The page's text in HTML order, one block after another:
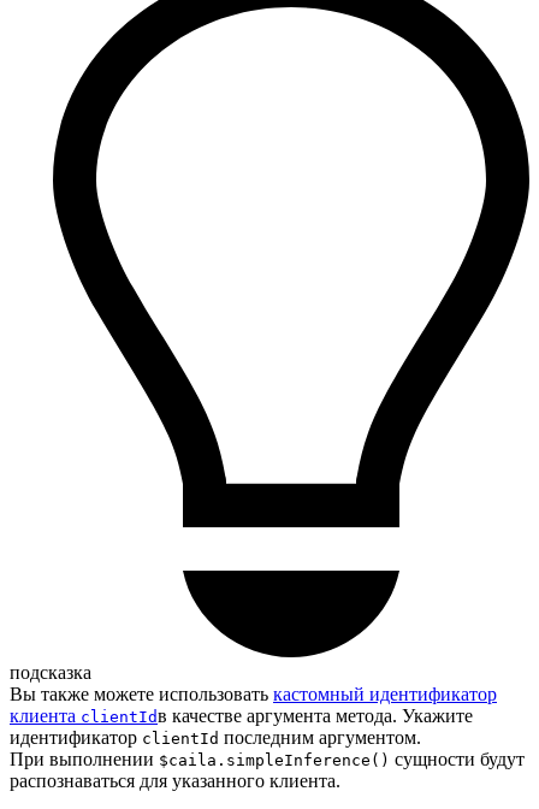
подсказка
Вы также можете использовать кастомный идентификатор
клиента clientIdв качестве аргумента метода. Укажите
идентификатор clientId последним аргументом.
При выполнении $caila.simpleInference() сущности будут
распознаваться для указанного клиента.